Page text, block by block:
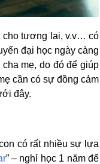
cho tương lai, v.v… có
đại học ngày càng
mẹ, do đó để giúp
cần có sự đồng cảm
đây.
có rất nhiều sự lựa
” – nghỉ học 1 năm để